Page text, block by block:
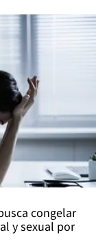
congelar
y sexual por